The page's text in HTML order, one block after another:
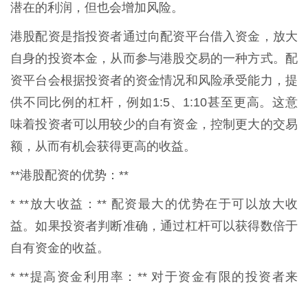
潜在的利润，但也会增加风险。
港股配资是指投资者通过向配资平台借入资金，放大
自身的投资本金，从而参与港股交易的一种方式。配
资平台会根据投资者的资金情况和风险承受能力，提
供不同比例的杠杆，例如1:5、1:10甚至更高。这意
味着投资者可以用较少的自有资金，控制更大的交易
额，从而有机会获得更高的收益。
**港股配资的优势：**
* **放大收益：** 配资最大的优势在于可以放大收
益。如果投资者判断准确，通过杠杆可以获得数倍于
自有资金的收益。
* **提高资金利用率：** 对于资金有限的投资者来